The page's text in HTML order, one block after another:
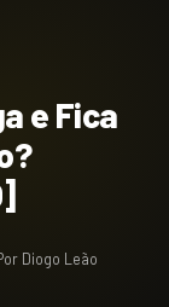
e Fica
Diogo Leão